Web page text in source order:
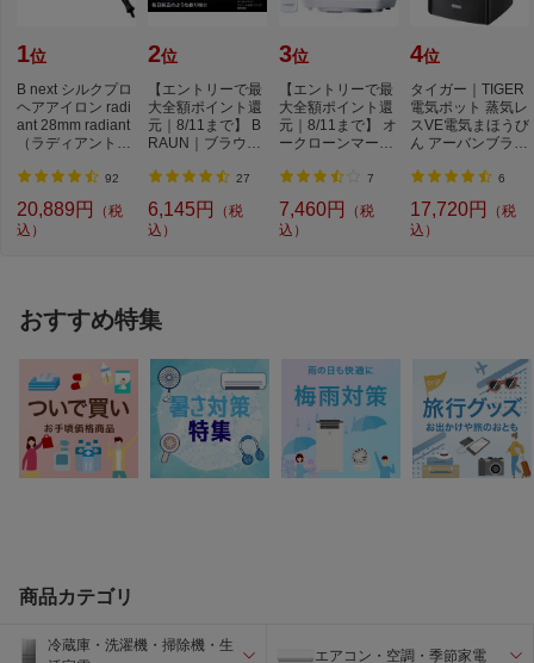
省エネ基準達成率
100％（目標年度2027年）
省エネ性能（目標年
度2027）
★★★☆☆ 3.0
1位
B next シルクプロ
ヘアアイロン radi
ant 28mm radiant
（ラディアント）
92
20,889円
（税
込）
2位
【エントリーで最
大全額ポイント還
元｜8/11まで】 B
RAUN｜ブラウン
ー...
27
6,145円
（税
込）
3位
【エントリーで最
大全額ポイント還
元｜8/11まで】 オ
ークローンマーケ
L...
7
7,460円
（税
込）
4位
タイガー｜TIGER
電気ポット 蒸気レ
スVE電気まほうび
ん アーバンブラッ
6
17,720円
（税
込）
おすすめ特集
商品カテゴリ
冷蔵庫・洗濯機・掃除機・生
エアコン・空調・季節家電